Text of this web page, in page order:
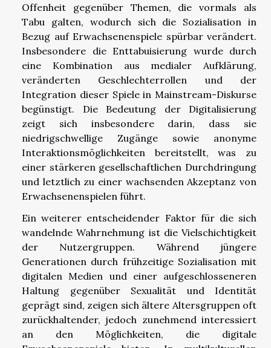
Offenheit gegenüber Themen, die vormals als
Tabu galten, wodurch sich die Sozialisation in
Bezug auf Erwachsenenspiele spürbar verändert.
Insbesondere die Enttabuisierung wurde durch
eine Kombination aus medialer Aufklärung,
veränderten Geschlechterrollen und der
Integration dieser Spiele in Mainstream-Diskurse
begünstigt. Die Bedeutung der Digitalisierung
zeigt sich insbesondere darin, dass sie
niedrigschwellige Zugänge sowie anonyme
Interaktionsmöglichkeiten bereitstellt, was zu
einer stärkeren gesellschaftlichen Durchdringung
und letztlich zu einer wachsenden Akzeptanz von
Erwachsenenspielen führt.
Ein weiterer entscheidender Faktor für die sich
wandelnde Wahrnehmung ist die Vielschichtigkeit
der Nutzergruppen. Während jüngere
Generationen durch frühzeitige Sozialisation mit
digitalen Medien und einer aufgeschlosseneren
Haltung gegenüber Sexualität und Identität
geprägt sind, zeigen sich ältere Altersgruppen oft
zurückhaltender, jedoch zunehmend interessiert
an den Möglichkeiten, die digitale